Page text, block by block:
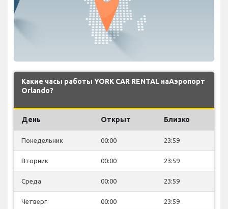
Какие часы работы YORK CAR RENTAL наАэропорт
Orlando?
День Открыт Близко
Понедельник 00:00 23:59
Вторник 00:00 23:59
Среда 00:00 23:59
Четверг 00:00 23:59